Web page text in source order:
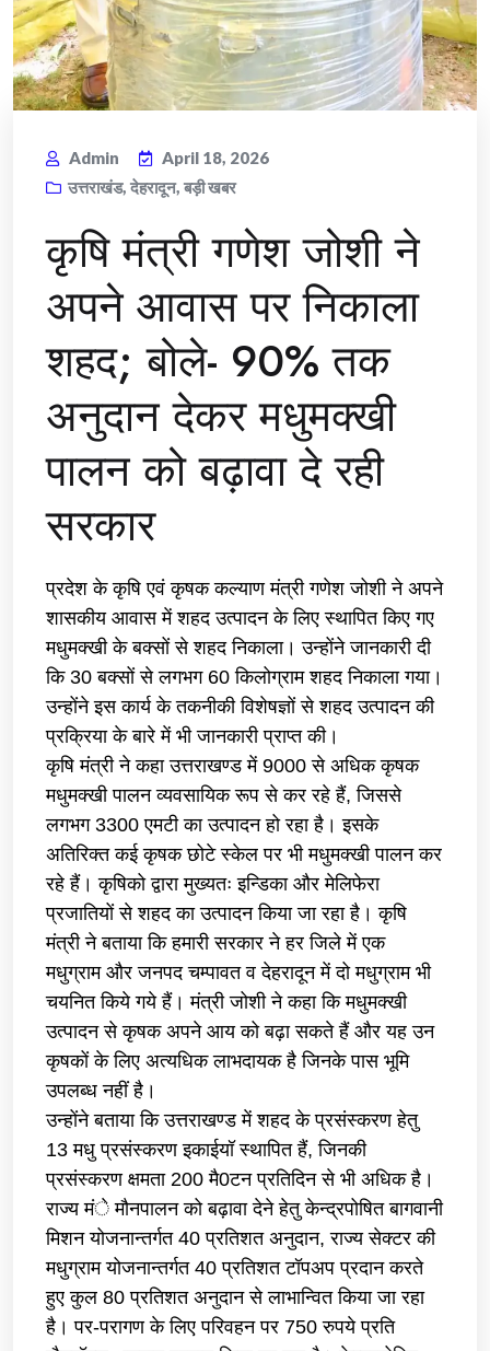
Admin
April 18, 2026
उत्तराखंड, देहरादून, बड़ी खबर
​कृषि मंत्री गणेश जोशी ने
अपने आवास पर निकाला
शहद; बोले- 90% तक
अनुदान देकर मधुमक्खी
पालन को बढ़ावा दे रही
सरकार
प्रदेश के कृषि एवं कृषक कल्याण मंत्री गणेश जोशी ने अपने
शासकीय आवास में शहद उत्पादन के लिए स्थापित किए गए
मधुमक्खी के बक्सों से शहद निकाला। उन्होंने जानकारी दी
कि 30 बक्सों से लगभग 60 किलोग्राम शहद निकाला गया।
उन्होंने इस कार्य के तकनीकी विशेषज्ञों से शहद उत्पादन की
प्रक्रिया के बारे में भी जानकारी प्राप्त की।
कृषि मंत्री ने कहा उत्तराखण्ड में 9000 से अधिक कृषक
मधुमक्खी पालन व्यवसायिक रूप से कर रहे हैं, जिससे
लगभग 3300 एमटी का उत्पादन हो रहा है। इसके
अतिरिक्त कई कृषक छोटे स्केल पर भी मधुमक्खी पालन कर
रहे हैं। कृषिको द्वारा मुख्यतः इन्डिका और मेलिफेरा
प्रजातियों से शहद का उत्पादन किया जा रहा है। कृषि
मंत्री ने बताया कि हमारी सरकार ने हर जिले में एक
मधुग्राम और जनपद चम्पावत व देहरादून में दो मधुग्राम भी
चयनित किये गये हैं। मंत्री जोशी ने कहा कि मधुमक्खी
उत्पादन से कृषक अपने आय को बढ़ा सकते हैं और यह उन
कृषकों के लिए अत्यधिक लाभदायक है जिनके पास भूमि
उपलब्ध नहीं है।
उन्होंने बताया कि उत्तराखण्ड में शहद के प्रसंस्करण हेतु
13 मधु प्रसंस्करण इकाईयॉ स्थापित हैं, जिनकी
प्रसंस्करण क्षमता 200 मै0टन प्रतिदिन से भी अधिक है।
राज्य मंे मौनपालन को बढ़ावा देने हेतु केन्द्रपोषित बागवानी
मिशन योजनान्तर्गत 40 प्रतिशत अनुदान, राज्य सेक्टर की
मधुग्राम योजनान्तर्गत 40 प्रतिशत टॉपअप प्रदान करते
हुए कुल 80 प्रतिशत अनुदान से लाभान्वित किया जा रहा
है। पर-परागण के लिए परिवहन पर 750 रुपये प्रति